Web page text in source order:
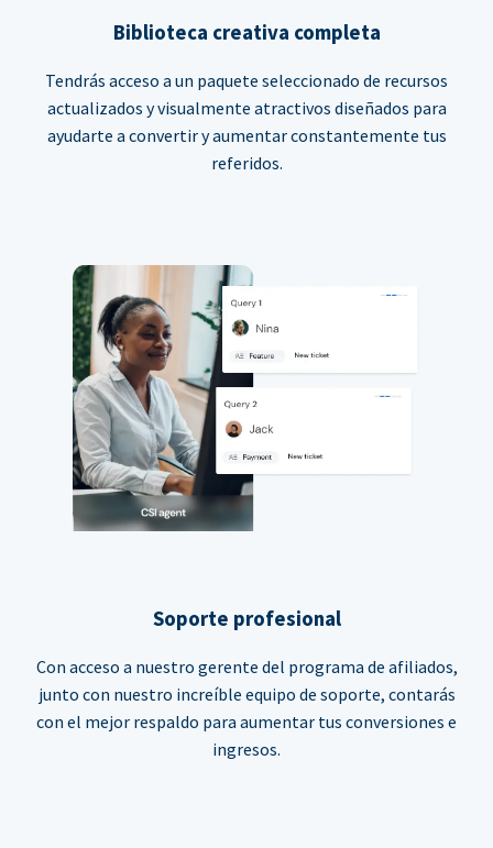
Biblioteca creativa completa
Tendrás acceso a un paquete seleccionado de recursos
actualizados y visualmente atractivos diseñados para
ayudarte a convertir y aumentar constantemente tus
referidos.
Soporte profesional
Con acceso a nuestro gerente del programa de afiliados,
junto con nuestro increíble equipo de soporte, contarás
con el mejor respaldo para aumentar tus conversiones e
ingresos.